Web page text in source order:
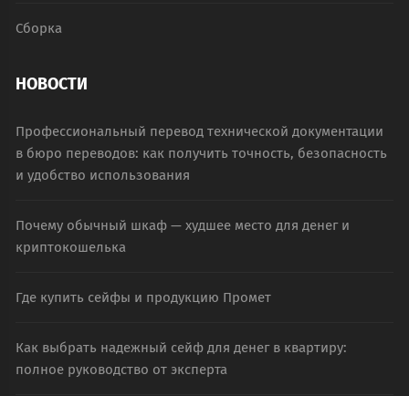
Сборка
НОВОСТИ
Профессиональный перевод технической документации
в бюро переводов: как получить точность, безопасность
и удобство использования
Почему обычный шкаф — худшее место для денег и
криптокошелька
Где купить сейфы и продукцию Промет
Как выбрать надежный сейф для денег в квартиру:
полное руководство от эксперта